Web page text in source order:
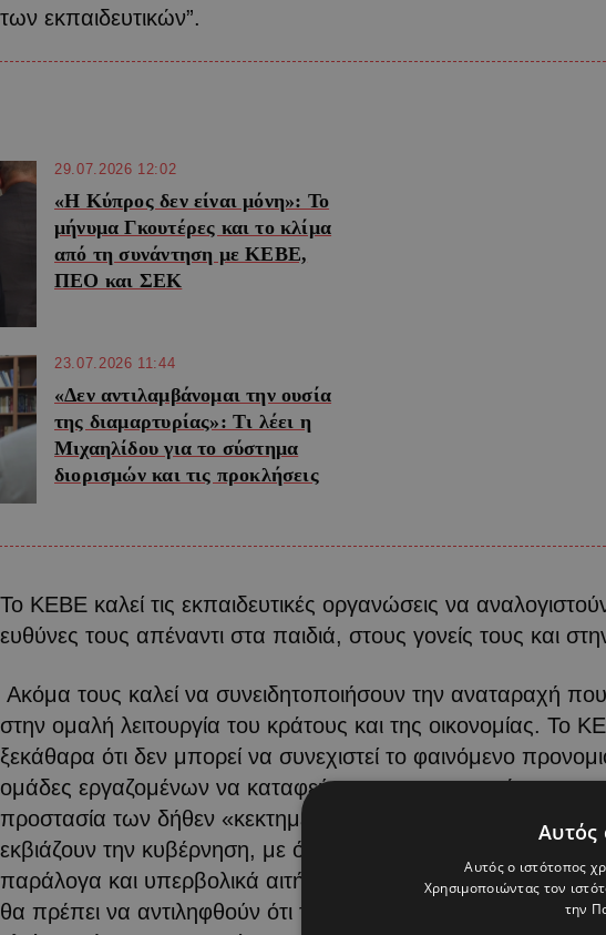
των εκπαιδευτικών”.
29.07.2026 12:02
«Η Κύπρος δεν είναι μόνη»: Το
μήνυμα Γκουτέρες και το κλίμα
από τη συνάντηση με ΚΕΒΕ,
ΠΕΟ και ΣΕΚ
23.07.2026 11:44
«Δεν αντιλαμβάνομαι την ουσία
της διαμαρτυρίας»: Τι λέει η
Μιχαηλίδου για το σύστημα
διορισμών και τις προκλήσεις
Το ΚΕΒΕ καλεί τις εκπαιδευτικές οργανώσεις να
ευθύνες τους απέναντι στα παιδιά, στους γονείς τους και
Ακόμα τους καλεί να συνειδητοποιήσουν την αναταραχή
στην ομαλή λειτουργία του κράτους και της οικονομίας. Το
ξεκάθαρα ότι δεν μπορεί να συνεχιστεί το φαινόμενο
ομάδες εργαζομένων να καταφεύγουν σε απεργιακές
προστασία των δήθεν «κεκτημένων» τους. Ούτε είναι
εκβιάζουν την κυβέρνηση, με όμηρους τα παιδιά για να
παράλογα και υπερβολικά αιτήματα τους. Οι εκπαιδευτικές
θα πρέπει να αντιληφθούν ότι τα σχολεία δεν είναι
Αυτός
Αυτός ο ιστότοπος
Χρησιμοποιώντας τον
την